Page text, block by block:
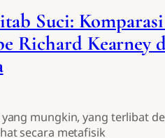
Suci:
Richard Kearney
mungkin, yang terlibat
secara metafisik